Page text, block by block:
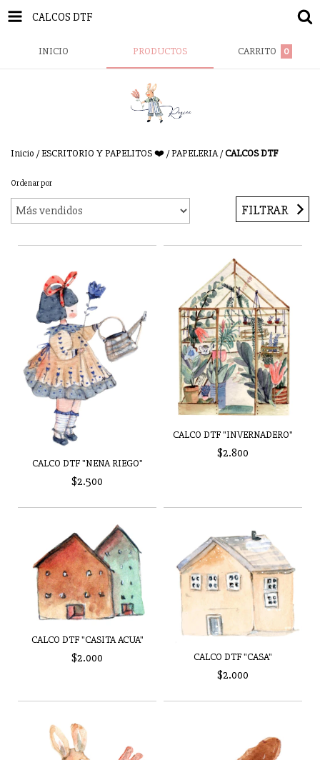
CALCOS DTF
INICIO PRODUCTOS CARRITO 0
Inicio /ESCRITORIO Y PAPELITOS ❤️ /PAPELERIA/CALCOS DTF
Ordenar por
FILTRAR
CALCO DTF "NENA RIEGO"
$2.500
CALCO DTF "INVERNADERO"
$2.800
CALCO DTF "CASITA ACUA"
$2.000 CALCO DTF "CASA"
$2.000